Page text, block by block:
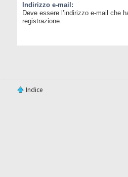
Indirizzo e-mail:
Deve essere l’indirizzo e-mail che
registrazione.
Indice